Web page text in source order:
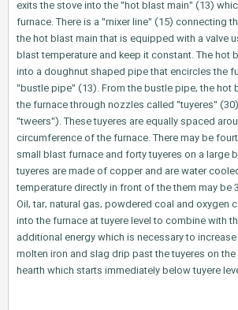
exits the stove into the "hot blast main" (13)
furnace. There is a "mixer line" (15)
the hot blast main that is equipped with a
blast temperature and keep it constant. The
into a doughnut shaped pipe that encircles the
"bustle pipe" (13). From the bustle pipe, the
the furnace through nozzles called "tuyeres"
"tweers"). These tuyeres are equally spaced
circumference of the furnace. There may be
small blast furnace and forty tuyeres on a
tuyeres are made of copper and are water
temperature directly in front of the them may be
Oil, tar, natural gas, powdered coal and
into the furnace at tuyere level to combine with
additional energy which is necessary to
molten iron and slag drip past the tuyeres on
hearth which starts immediately below tuyere